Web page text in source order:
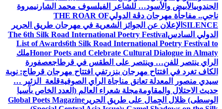
الجندوبيالأبيض والأسود… للشاعر الفيلسوف محمد الشارنيمروة
ناجي.. مفاجأة مهرجان دڨة الدوليTHE ROAR OF
SILENCE الإعلان عن الجوائز الشعرية في مهرجان طريق الحرير
الدولي السادسThe 6th Silk Road International Poetry Festival
List of Awards6th Silk Road International Poetry Festival to
Honor Poets and Celebrate Cultural Dialogue in Almatyملك
الراي ينتصر للفن… وينتصر على الطقس في قرطاجعصفورة
الكاف تغرد في افتتاح مهرجان بنزرتفي افتتاح مهرجان قرطاج: نوبة
سيدي منصور المعدلة تعانق مناجاة الراي الصوفيةقلعة الزئير …
حديث الاحتلال والمقاومةمجلة شعراء العالم (العدد الخاص بآسيا
الوسطى) ظلال الجِمال على طريق الحرير Global Poets Magazine